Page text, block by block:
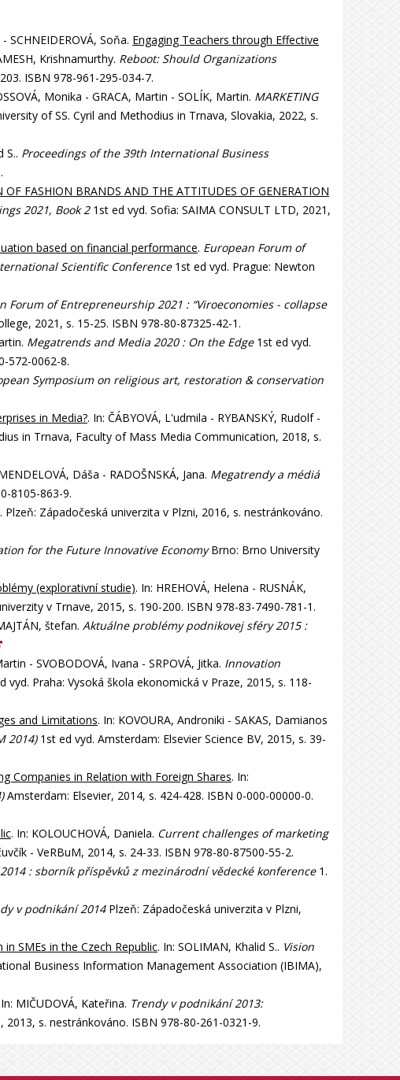
SCHNEIDEROVÁ, Soňa. Engaging Teachers through Effective
Krishnamurthy. Reboot: Should Organizations
ISBN 978-961-295-034-7.
Monika - GRACA, Martin - SOLÍK, Martin. MARKETING
of SS. Cyril and Methodius in Trnava, Slovakia, 2022, s.
S.. Proceedings of the 39th International Business
FASHION BRANDS AND THE ATTITUDES OF GENERATION
2021, Book 21st ed vyd. Sofia: SAIMA CONSULT LTD, 2021,
based on financial performance. European Forum of
Scientific Conference1st ed vyd. Prague: Newton
Forum of Entrepreneurship 2021 : “Viroeconomies - collapse
2021, s. 15-25. ISBN 978-80-87325-42-1.
Megatrends and Media 2020 : On the Edge1st ed vyd.
572-0062-8.
Symposium on religious art, restoration & conservation
in Media?. In: ČÁBYOVÁ, L'udmila - RYBANSKÝ, Rudolf -
in Trnava, Faculty of Mass Media Communication, 2018, s.
Dáša - RADOŠNSKÁ, Jana. Megatrendy a médiá
8105-863-9.
Západočeská univerzita v Plzni, 2016, s. nestránkováno.
for the Future Innovative EconomyBrno: Brno University
(explorativní studie). In: HREHOVÁ, Helena - RUSNÁK,
v Trnave, 2015, s. 190-200. ISBN 978-83-7490-781-1.
štefan. Aktuálne problémy podnikovej sféry 2015 :
- SVOBODOVÁ, Ivana - SRPOVÁ, Jitka. Innovation
vyd. Praha: Vysoká škola ekonomická v Praze, 2015, s. 118-
and Limitations. In: KOVOURA, Androniki - SAKAS, Damianos
2014)1st ed vyd. Amsterdam: Elsevier Science BV, 2015, s. 39-
Companies in Relation with Foreign Shares. In:
Amsterdam: Elsevier, 2014, s. 424-428. ISBN 0-000-00000-0.
. In: KOLOUCHOVÁ, Daniela. Current challenges of marketing
- VeRBuM, 2014, s. 24-33. ISBN 978-80-87500-55-2.
: sborník příspěvků z mezinárodní vědecké konference1.
v podnikání 2014Plzeň: Západočeská univerzita v Plzni,
SMEs in the Czech Republic. In: SOLIMAN, Khalid S.. Vision
Business Information Management Association (IBIMA),
MIČUDOVÁ, Kateřina. Trendy v podnikání 2013:
s. nestránkováno. ISBN 978-80-261-0321-9.